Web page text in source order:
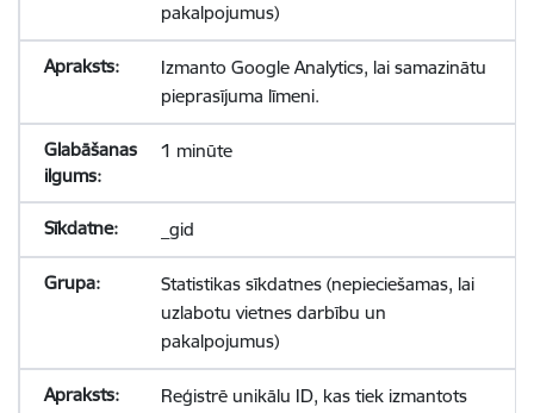
pakalpojumus)
Izmanto Google Analytics, lai samazinātu
pieprasījuma līmeni.
1 minūte
_gid
Statistikas sīkdatnes (nepieciešamas, lai
uzlabotu vietnes darbību un
pakalpojumus)
Reģistrē unikālu ID, kas tiek izmantots